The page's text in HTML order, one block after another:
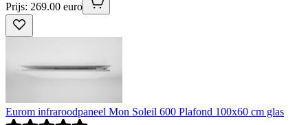
Prijs: 269.00 euro
Eurom infraroodpaneel Mon Soleil 600 Plafond 100x60 cm glas